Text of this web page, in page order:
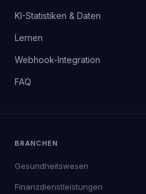
KI-Statistiken & Daten
Lernen
Webhook-Integration
FAQ
BRANCHEN
Gesundheitswesen
Finanzdienstleistungen